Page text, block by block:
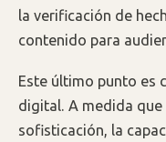
la verificación de
contenido para
Este último punto es
digital. A medida
sofisticación, la